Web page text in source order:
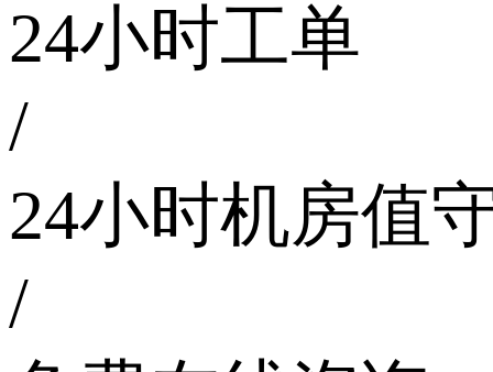
24小时工单
/
24小时机房值
/